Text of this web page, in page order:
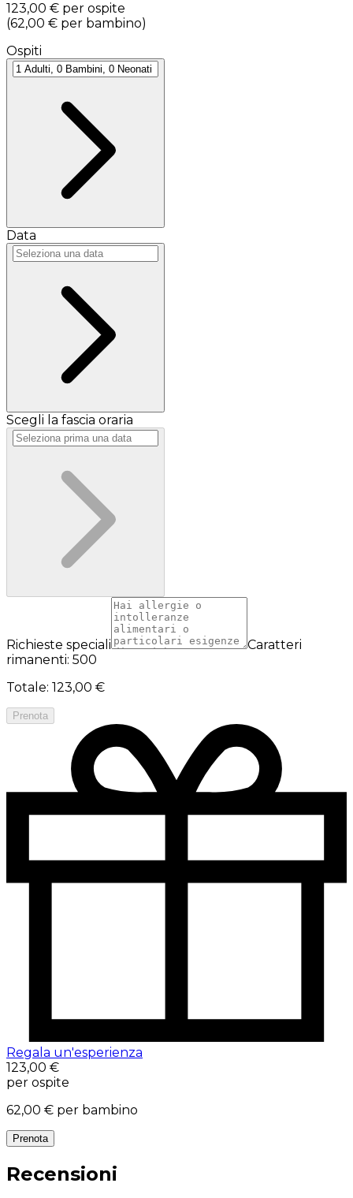
123,00 € per ospite
(62,00 € per bambino)
Ospiti
Data
Scegli la fascia oraria
Richieste speciali
Caratteri
rimanenti: 500
Totale: 123,00 €
Prenota
Regala un'esperienza
123,00 €
per ospite
62,00 € per bambino
Prenota
Recensioni